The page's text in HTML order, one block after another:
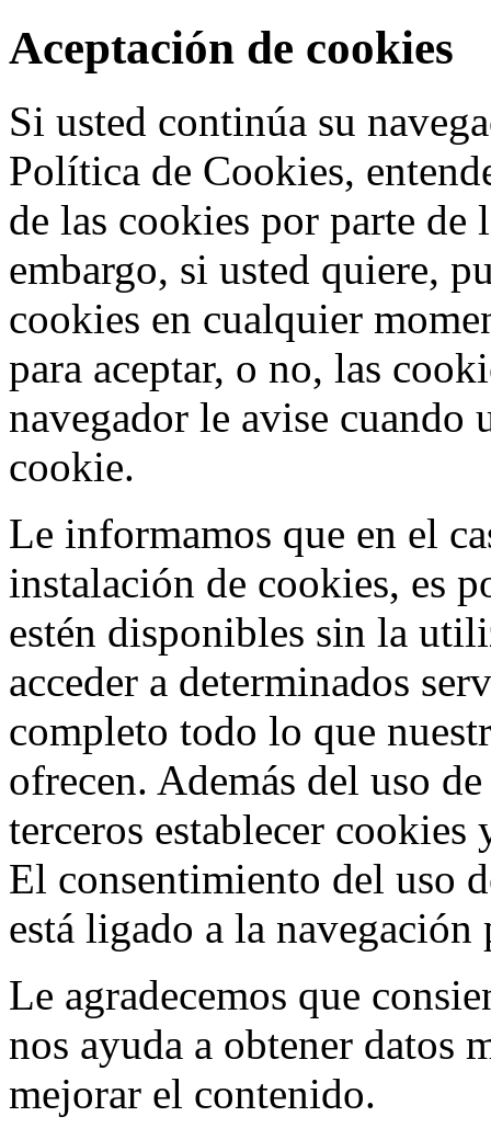
Aceptación de cookies
Si usted continúa su
Política de Cookies,
de las cookies por parte
embargo, si usted quiere,
cookies en cualquier
para aceptar, o no, las
navegador le avise cuando
cookie.
Le informamos que en el
instalación de cookies, es
estén disponibles sin la
acceder a determinados
completo todo lo que
ofrecen. Además del uso
terceros establecer cookies
El consentimiento del uso
está ligado a la navegación
Le agradecemos que
nos ayuda a obtener datos
mejorar el contenido.